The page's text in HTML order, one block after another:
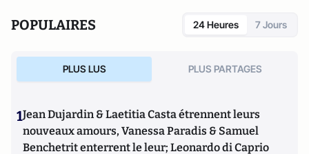
POPULAIRES 24 Heures 7 Jours
PLUS LUS PLUS PARTAGES
1Jean Dujardin & Laetitia Casta étrennent leurs
nouveaux amours, Vanessa Paradis & Samuel
Benchetrit enterrent le leur; Leonardo di Caprio